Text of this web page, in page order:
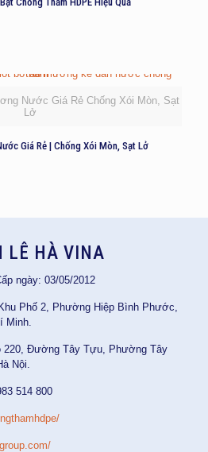
Nước Giá Rẻ Chống Xói Mòn, Sạt
Lở
Giá Rẻ | Chống Xói Mòn, Sạt Lở
LÊ HÀ VINA
ngày: 03/05/2012
Phố 2, Phường Hiệp Bình Phước,
Minh.
220, Đường Tây Tựu, Phường Tây
Nội.
514 800